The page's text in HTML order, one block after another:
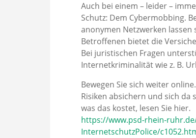
Auch bei einem – leider –
Schutz: Dem Cybermobbing.
anonymen Netzwerken
Betroffenen bietet die
Bei juristischen Fragen
Internetkriminalität wie z. B.
Bewegen Sie sich weiter
Risiken absichern und sich da
was das kostet, lesen Sie hier.
https://www.psd-rhein-
InternetschutzPolice/